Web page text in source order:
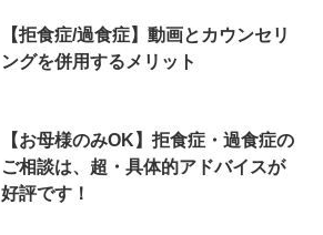
【拒食症/過食症】動画とカウンセリ
ングを併用するメリット
【お母様のみOK】拒食症・過食症の
ご相談は、超・具体的アドバイスが
好評です！